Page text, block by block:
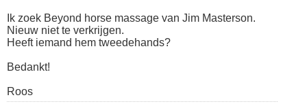
Ik zoek Beyond horse massage van Jim Masterson.
Nieuw niet te verkrijgen.
Heeft iemand hem tweedehands?
Bedankt!
Roos